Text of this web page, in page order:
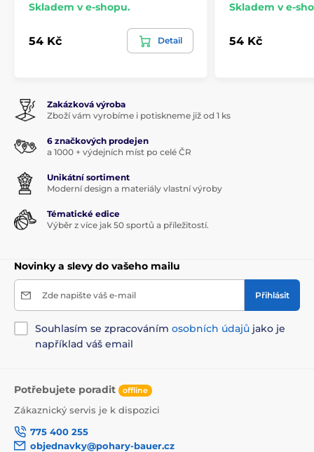
Skladem v e-shopu.
54 Kč Detail
Skladem v e-
54 Kč
Zakázková výroba
Zboží vám vyrobíme i potiskneme již od 1 ks
6 značkových prodejen
a 1000 + výdejních míst po celé ČR
Unikátní sortiment
Moderní design a materiály vlastní výroby
Tématické edice
Výběr z více jak 50 sportů a příležitostí.
Novinky a slevy do vašeho mailu
Zde napište váš e-mail Přihlásit
Souhlasím se zpracováním osobních údajů jako je
například váš email
Potřebujete poradit offline
Zákaznický servis je k dispozici
775 400 255
objednavky@pohary-bauer.cz